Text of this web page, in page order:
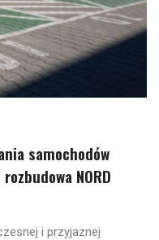
samochodów
NORD
i przyjaznej